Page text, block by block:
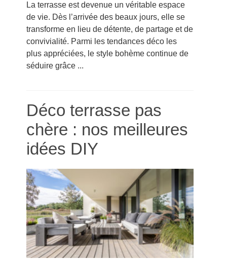
La terrasse est devenue un véritable espace
de vie. Dès l’arrivée des beaux jours, elle se
transforme en lieu de détente, de partage et de
convivialité. Parmi les tendances déco les
plus appréciées, le style bohème continue de
séduire grâce ...
Déco terrasse pas
chère : nos meilleures
idées DIY